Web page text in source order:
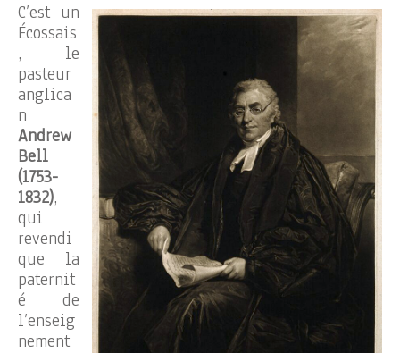
C’est un
Écossais
, le
pasteur
anglica
n
Andrew
Bell
(1753-
1832),
qui
revendi
que la
paternit
é de
l’enseig
nement